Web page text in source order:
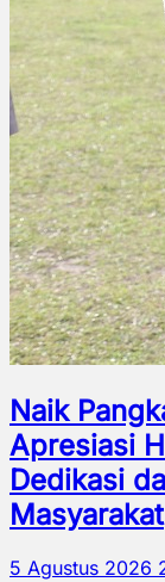
Naik
Apresiasi
Dedikasi
Masyarakat
5 Agustus 2026